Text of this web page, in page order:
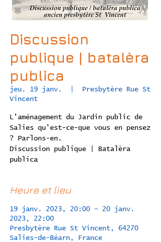
Discussion
publique | batalèra
publica
jeu. 19 janv.
Presbytère Rue St
Vincent
L'aménagement du Jardin public de
Salies qu'est-ce-que vous en pensez
? Parlons-en.
Discussion publique | Batalèra
Heure et lieu
19 janv. 2023, 20:00 – 20 janv.
2023, 22:00
Presbytère Rue St Vincent, 64270
Salies-de-Béarn, France